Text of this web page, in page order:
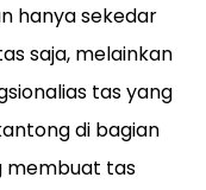
hanya sekedar
saja, melainkan
tas yang
di bagian
membuat tas